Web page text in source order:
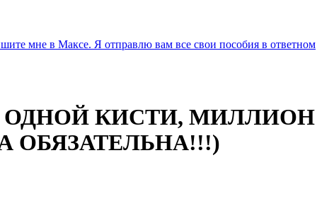
мне в Максе. Я отправлю вам все свои пособия в ответном
ОДНОЙ КИСТИ, МИЛЛИОН
ОБЯЗАТЕЛЬНА!!!)